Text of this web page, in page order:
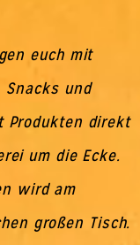
euch mit
Snacks und
Produkten direkt
um die Ecke.
wird am
großen Tisch.